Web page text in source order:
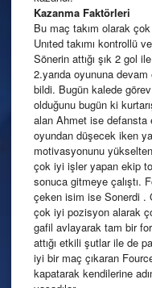
Kazanma Faktörleri
Bu maç takım olarak
Unıted takımı kontrollü
Sönerin attığı şık 2 gol
2.yarıda oyununa devam
bildi. Bugün kalede
olduğunu bugün ki
alan Ahmet ise defansta
oyundan düşecek iken
motivasyonunu
çok iyi işler yapan ekip
sonuca gitmeye çalıştı.
çeken isim ise Sonerdi .
çok iyi pozisyon alarak
gafil avlayarak tam bir
attığı etkili şutlar ile de
iyi bir maç çıkaran
kapatarak kendilerine